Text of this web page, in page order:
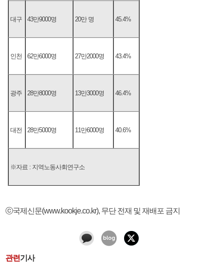
대구 43만9000명 20만 명 45.4%
인천 62만6000명 27만2000명 43.4%
광주 28만8000명 13만3000명 46.4%
대전 28만5000명 11만6000명 40.6%
※자료 : 지역노동사회연구소
ⓒ국제신문(www.kookje.co.kr), 무단 전재 및 재배포 금지
관련기사